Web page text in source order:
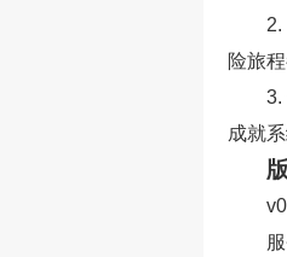
2.
险旅
3.
成就